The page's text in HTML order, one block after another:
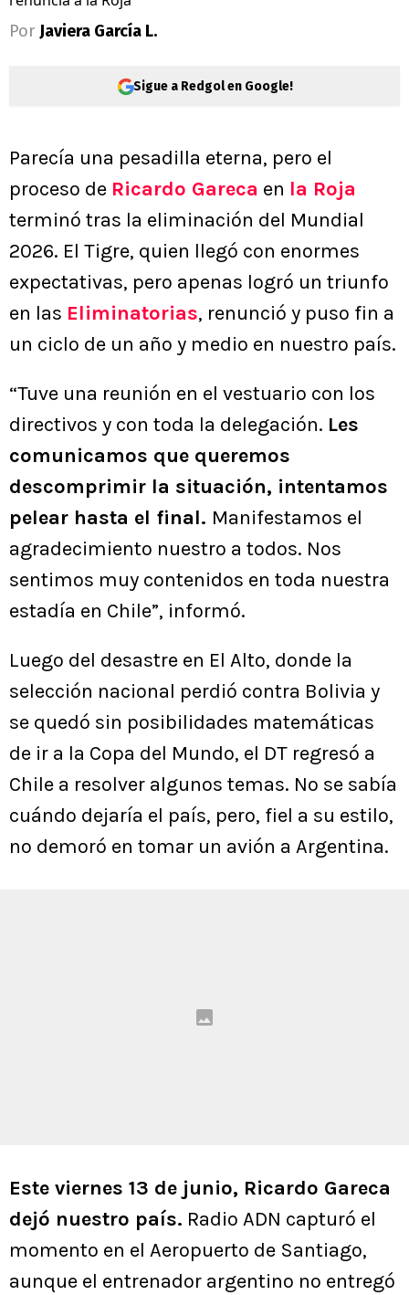
Por Javiera García L.
Sigue a Redgol en Google!
Parecía una pesadilla eterna, pero el
proceso de Ricardo Gareca en la Roja
terminó tras la eliminación del Mundial
2026. El Tigre, quien llegó con enormes
expectativas, pero apenas logró un triunfo
en las Eliminatorias, renunció y puso fin a
un ciclo de un año y medio en nuestro país.
“Tuve una reunión en el vestuario con los
directivos y con toda la delegación. Les
comunicamos que queremos
descomprimir la situación, intentamos
pelear hasta el final. Manifestamos el
agradecimiento nuestro a todos. Nos
sentimos muy contenidos en toda nuestra
estadía en Chile”, informó.
Luego del desastre en El Alto, donde la
selección nacional perdió contra Bolivia y
se quedó sin posibilidades matemáticas
de ir a la Copa del Mundo, el DT regresó a
Chile a resolver algunos temas. No se sabía
cuándo dejaría el país, pero, fiel a su estilo,
no demoró en tomar un avión a Argentina.
Este viernes 13 de junio, Ricardo Gareca
dejó nuestro país. Radio ADN capturó el
momento en el Aeropuerto de Santiago,
aunque el entrenador argentino no entregó